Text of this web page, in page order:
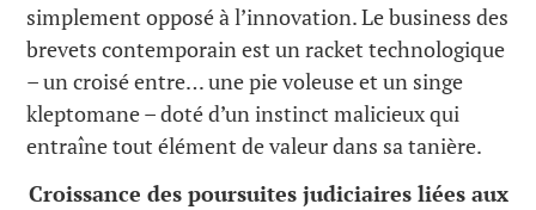
simplement opposé à l’innovation. Le business des
brevets contemporain est un racket technologique
– un croisé entre… une pie voleuse et un singe
kleptomane – doté d’un instinct malicieux qui
entraîne tout élément de valeur dans sa tanière.
Croissance des poursuites judiciaires liées aux